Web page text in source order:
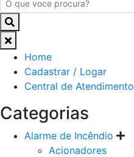
Home
Cadastrar / Logar
Central de Atendimento
Categorias
Alarme de Incêndio
Acionadores